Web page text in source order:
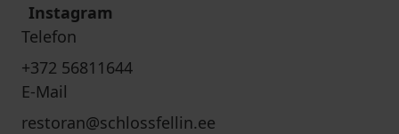
Instagram
Telefon
+372 56811644
E-Mail
restoran@schlossfellin.ee